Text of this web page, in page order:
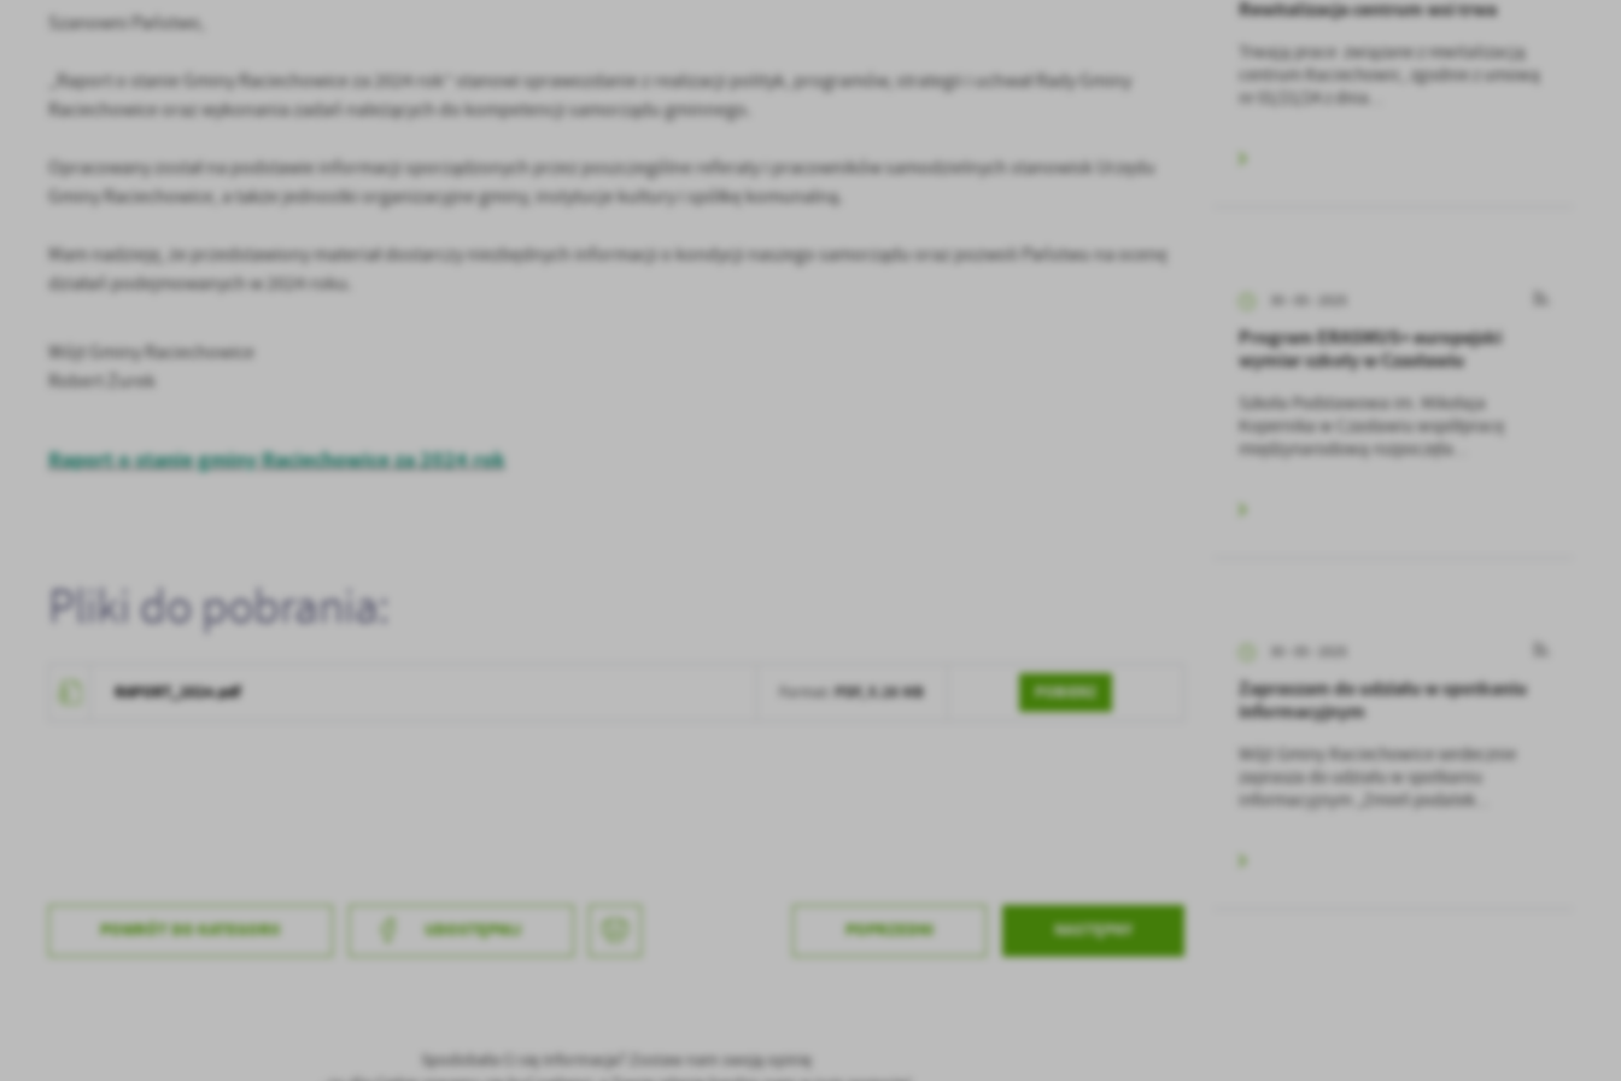
Tego typu pliki cookies umożliwiają stronie internetowej zapamiętanie wprowadzonych przez
Ciebie ustawień oraz personalizację określonych funkcjonalności czy prezentowanych treści.
Analityczne
Szanowni Państwo,
„Raport o stanie Gminy Raciechowice za 2024 rok” stanowi sprawozdanie z realizacji polityk, programów, strategii i uchwał Rady Gminy
Raciechowice oraz wykonania zadań należących do kompetencji samorządu gminnego.
Opracowany został na podstawie informacji sporządzonych przez poszczególne referaty i pracowników samodzielnych stanowisk Urzędu
Gminy Raciechowice, a także jednostki organizacyjne gminy, instytucje kultury i spółkę komunalną.
Mam nadzieję, że przedstawiony materiał dostarczy niezbędnych informacji o kondycji naszego samorządu oraz pozwoli Państwu na ocenę
działań podejmowanych w 2024 roku.
Wójt Gminy Raciechowice
Robert Żurek
Raport o stanie gminy Raciechowice za 2024 rok
Pliki do pobrania:
RAPORT_2024.pdf Format: PDF, 5.26 MB POBIERZ
POWRÓTDO KATEGORII UDOSTĘPNIJ POPRZEDNI NASTĘPNY
Spodobała Ci się informacja? Zostaw nam swoją opinię
Rewitalizacja centrum wsi trwa
Trwają prace związane z rewitalizacją
centrum Raciechowic, zgodnie z umową
nr 01/21/24 z dnia...
Program ERASMUS+ europejski
wymiar szkoły w Czasławiu
Szkoła Podstawowa im. Mikołaja
Kopernika w Czasławiu współpracę
międzynarodową rozpoczęła...
Zapraszam do udziału w spotkaniu
informacyjnym
Wójt Gminy Raciechowice serdecznie
zaprasza do udziału w spotkaniu
informacyjnym „Zmień podatek...